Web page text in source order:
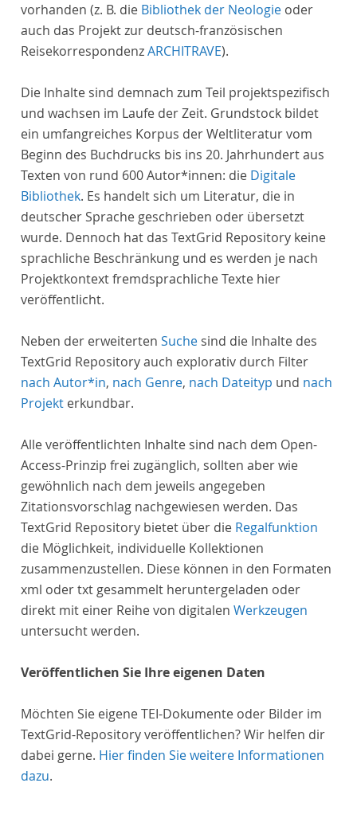
vorhanden (z. B. die Bibliothek der Neologie oder
auch das Projekt zur deutsch-französischen
ReisekorrespondenzARCHITRAVE).
Die Inhalte sind demnach zum Teil projektspezifisch
und wachsen im Laufe der Zeit. Grundstock bildet
ein umfangreiches Korpus der Weltliteratur vom
Beginn des Buchdrucks bis ins 20. Jahrhundert aus
Texten von rund 600 Autor*innen: die Digitale
Bibliothek. Es handelt sich um Literatur, die in
deutscher Sprache geschrieben oder übersetzt
wurde. Dennoch hat das TextGrid Repository keine
sprachliche Beschränkung und es werden je nach
Projektkontext fremdsprachliche Texte hier
veröffentlicht.
Neben der erweiterten Suche sind die Inhalte des
TextGrid Repository auch explorativ durch Filter
nach Autor*in, nach Genre, nach Dateityp und nach
Projekt erkundbar.
Alle veröffentlichten Inhalte sind nach dem Open-
Access-Prinzip frei zugänglich, sollten aber wie
gewöhnlich nach dem jeweils angegeben
Zitationsvorschlag nachgewiesen werden. Das
TextGrid Repository bietet über die Regalfunktion
die Möglichkeit, individuelle Kollektionen
zusammenzustellen. Diese können in den Formaten
xml oder txt gesammelt heruntergeladen oder
direkt mit einer Reihe von digitalen Werkzeugen
untersucht werden.
Veröffentlichen Sie Ihre eigenen Daten
Möchten Sie eigene TEI-Dokumente oder Bilder im
TextGrid-Repository veröffentlichen? Wir helfen dir
dabei gerne. Hier finden Sie weitere Informationen
dazu.